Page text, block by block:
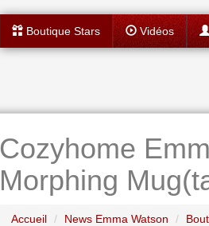
Boutique Stars Vidéos
Cozyhome
Morphing
Accueil News Emma Watson